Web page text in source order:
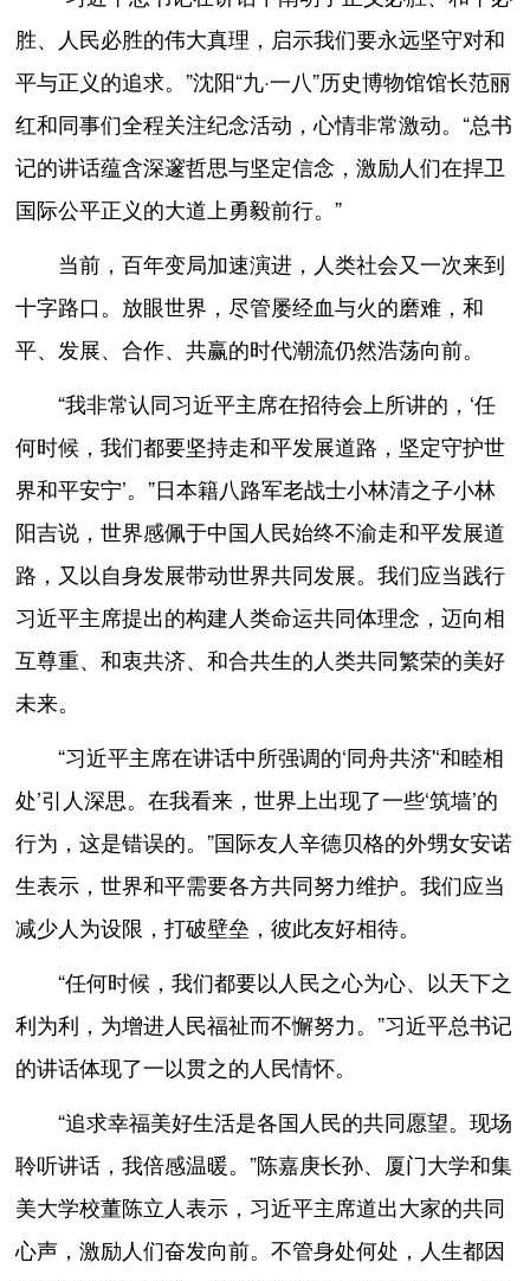
胜、人民必胜的伟大真理，启示我们要永远坚守对和
平与正义的追求。”沈阳“九·一八”历史博物馆馆长范丽
红和同事们全程关注纪念活动，心情非常激动。“总书
记的讲话蕴含深邃哲思与坚定信念，激励人们在捍卫
国际公平正义的大道上勇毅前行。”
当前，百年变局加速演进，人类社会又一次来到
十字路口。放眼世界，尽管屡经血与火的磨难，和
平、发展、合作、共赢的时代潮流仍然浩荡向前。
“我非常认同习近平主席在招待会上所讲的，‘任
何时候，我们都要坚持走和平发展道路，坚定守护世
界和平安宁’。”日本籍八路军老战士小林清之子小林
阳吉说，世界感佩于中国人民始终不渝走和平发展道
路，又以自身发展带动世界共同发展。我们应当践行
习近平主席提出的构建人类命运共同体理念，迈向相
互尊重、和衷共济、和合共生的人类共同繁荣的美好
未来。
“习近平主席在讲话中所强调的‘同舟共济'‘和睦相
处’引人深思。在我看来，世界上出现了一些‘筑墙’的
行为，这是错误的。”国际友人辛德贝格的外甥女安诺
生表示，世界和平需要各方共同努力维护。我们应当
减少人为设限，打破壁垒，彼此友好相待。
“任何时候，我们都要以人民之心为心、以天下之
利为利，为增进人民福祉而不懈努力。”习近平总书记
的讲话体现了一以贯之的人民情怀。
“追求幸福美好生活是各国人民的共同愿望。现场
聆听讲话，我倍感温暖。”陈嘉庚长孙、厦门大学和集
美大学校董陈立人表示，习近平主席道出大家的共同
心声，激励人们奋发向前。不管身处何处，人生都因